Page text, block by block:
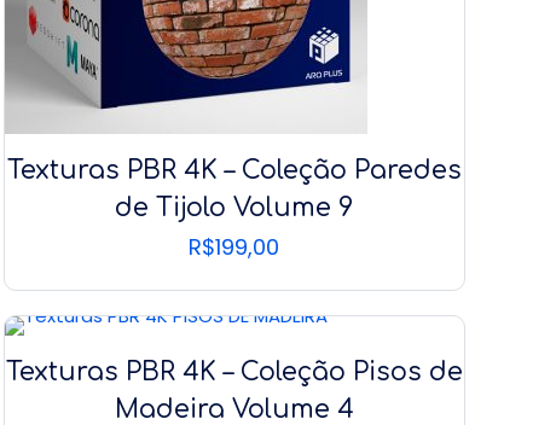
Texturas PBR 4K – Coleção Paredes
de Tijolo Volume 9
R$199,00
Texturas PBR 4K – Coleção Pisos de
Madeira Volume 4